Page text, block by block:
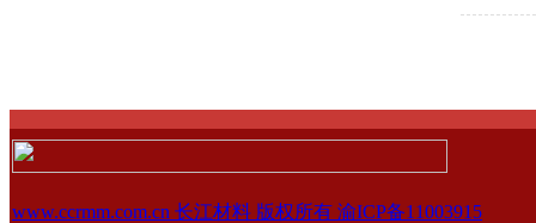
www.ccrmm.com.cn 长江材料 版权所有 渝ICP备11003915